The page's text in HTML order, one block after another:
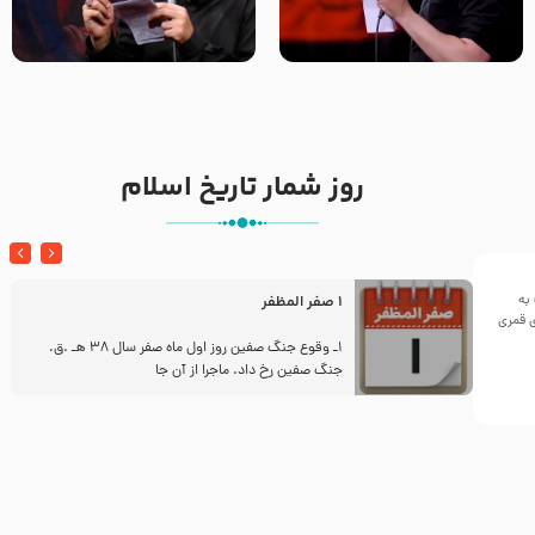
تک ، عبّاس، صاحب دل‌هاست –
حاج حنیف طاهری – عزاداری شب
من غلام نوکراتم من عاشق
کربلاتم – شور زمینه – شب هفتم
سال ۱۴۴۲هجری قمری
روز شمار تاریخ اسلام
1 صفر المظفر
1ـ وقوع جنگ صفین روز اول ماه صفر سال 38 هـ .ق.
جنگ صفین رخ داد. ماجرا از آن جا